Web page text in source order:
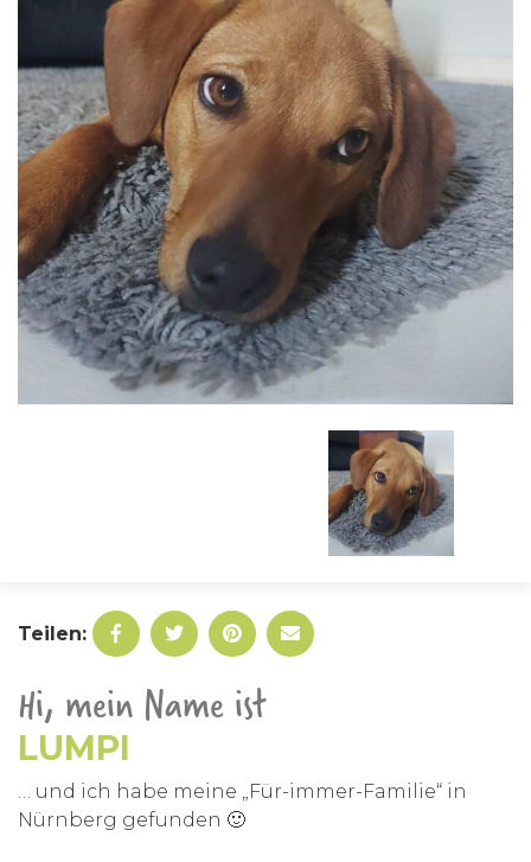
Teilen:
Hi, mein Name ist
LUMPI
… und ich habe meine „Für-immer-Familie“ in
Nürnberg gefunden 🙂